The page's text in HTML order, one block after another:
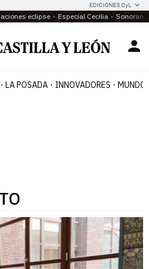
EDICIONES CyL
eclipse Especial Cecilia
LA POSADA INNOVADORES MUNDO